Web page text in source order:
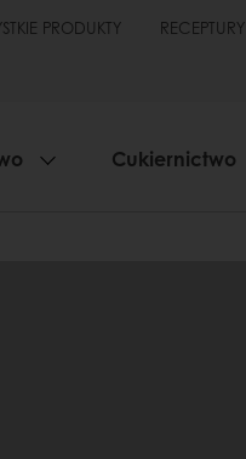
PRODUKTY RECEPTURY
Cukiernictwo